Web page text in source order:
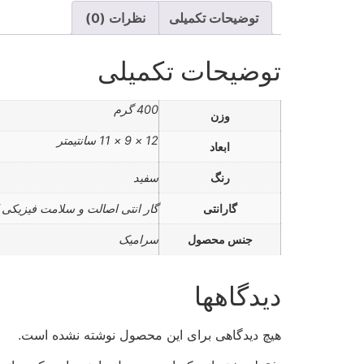
توضیحات تکمیلی نظرات (0)
توضیحات تکمیلی
وزن 400 گرم
ابعاد 12 × 9 × 11 سانتیمتر
رنگ سفید
گارانتی گار انتی اصالت و سلامت فیزیکی
جنس محصول سرامیک
دیدگاهها
هیچ دیدگاهی برای این محصول نوشته نشده است.